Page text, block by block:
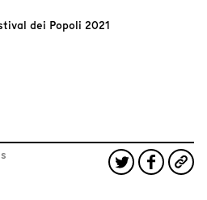
dei Popoli 2021